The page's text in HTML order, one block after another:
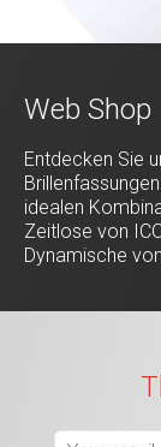
Web Shop
Entdecken Sie
idealen
Zeitlose von
Dynamische